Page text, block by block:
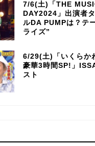
7/6(土)「THE
DAY2024」出演者
ルDA PUMPは？テ
ライズ”
6/29(土)「いくらか
豪華3時間SP!」
スト